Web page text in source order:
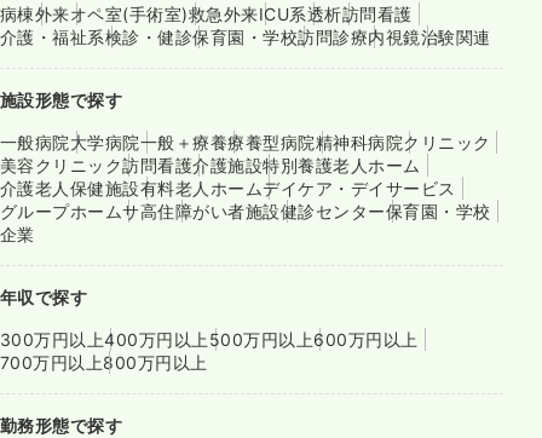
病棟外来オペ室(手術室)救急外来ICU系透析訪問看護
介護・福祉系検診・健診保育園・学校訪問診療内視鏡治験関連
施設形態で探す
一般病院大学病院一般＋療養療養型病院精神科病院クリニック
美容クリニック訪問看護介護施設特別養護老人ホーム
介護老人保健施設有料老人ホームデイケア・デイサービス
グループホームサ高住障がい者施設健診センター保育園・学校
企業
年収で探す
300万円以上400万円以上 500万円以上600万円以上
700万円以上800万円以上
勤務形態で探す